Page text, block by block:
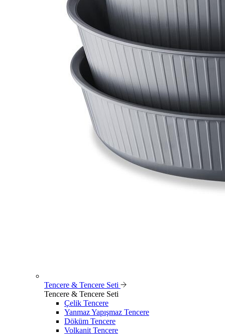
Tencere & Tencere Seti
Tencere & Tencere Seti
Çelik Tencere
Yanmaz Yapışmaz Tencere
Döküm Tencere
Volkanit Tencere